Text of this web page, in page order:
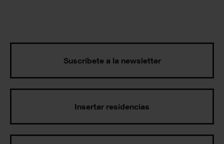
Suscríbete a la newsletter
Insertar residencias